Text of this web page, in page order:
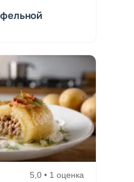
5,0 • 1 оценка